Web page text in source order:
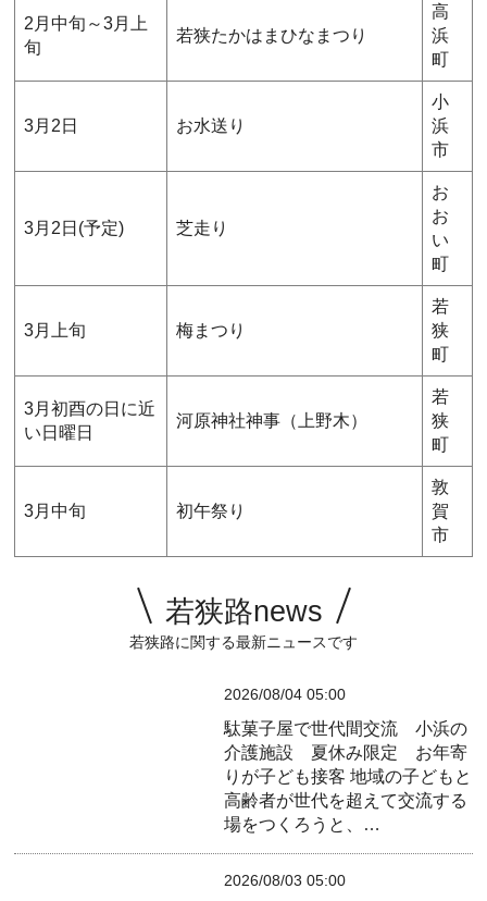
2月中旬～3月上
旬
若狭たかはまひなまつり
高
浜
町
3月2日 お水送り
小
浜
市
3月2日(予定) 芝走り
お
お
い
町
3月上旬 梅まつり
若
狭
町
3月初酉の日に近
い日曜日
河原神社神事（上野木）
若
狭
町
3月中旬 初午祭り
敦
賀
市
若狭路news
若狭路に関する最新ニュースです
2026/08/04 05:00
駄菓子屋で世代間交流 小浜の
介護施設 夏休み限定 お年寄
りが子ども接客 地域の子どもと
高齢者が世代を超えて交流する
場をつくろうと、…
2026/08/03 05:00